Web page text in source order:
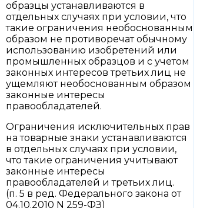
образцы устанавливаются в
отдельных случаях при условии, что
такие ограничения необоснованным
образом не противоречат обычному
использованию изобретений или
промышленных образцов и с учетом
законных интересов третьих лиц не
ущемляют необоснованным образом
законные интересы
правообладателей.
Ограничения исключительных прав
на товарные знаки устанавливаются
в отдельных случаях при условии,
что такие ограничения учитывают
законные интересы
правообладателей и третьих лиц.
(п. 5 в ред. Федерального закона от
04.10.2010 N 259-ФЗ)